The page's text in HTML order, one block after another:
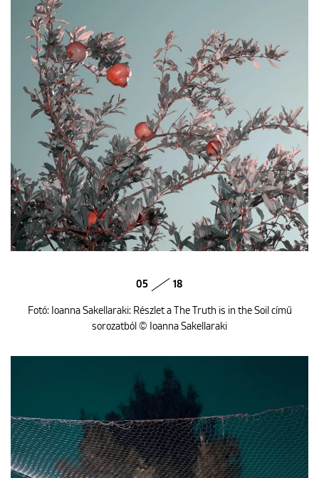
05 18
Fotó: Ioanna Sakellaraki: Részlet a The Truth is in the Soil című
sorozatból © Ioanna Sakellaraki